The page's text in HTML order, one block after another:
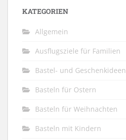
KATEGORIEN
Allgemein
Ausflugsziele für Familien
Bastel- und Geschenkideen
Basteln für Ostern
Basteln für Weihnachten
Basteln mit Kindern